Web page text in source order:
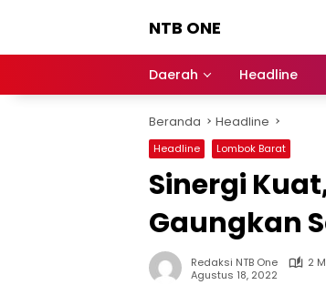
NTB ONE
dan
Berita
Lombok
Daerah Headline
Beranda Headline
Headline Lombok Barat
Sinergi
Gaungkan
Redaksi NTB One
2
Agustus 18, 2022